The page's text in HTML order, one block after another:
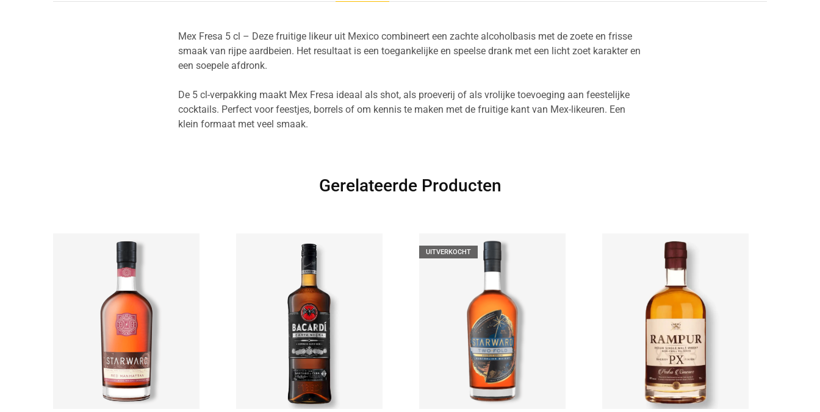
Mex Fresa 5 cl – Deze fruitige likeur uit Mexico combineert een zachte alcoholbasis met de zoete en frisse
smaak van rijpe aardbeien. Het resultaat is een toegankelijke en speelse drank met een licht zoet karakter en
een soepele afdronk.
De 5 cl-verpakking maakt Mex Fresa ideaal als shot, als proeverij of als vrolijke toevoeging aan feestelijke
cocktails. Perfect voor feestjes, borrels of om kennis te maken met de fruitige kant van Mex-likeuren. Een
klein formaat met veel smaak.
Gerelateerde Producten
UITVERKOCHT